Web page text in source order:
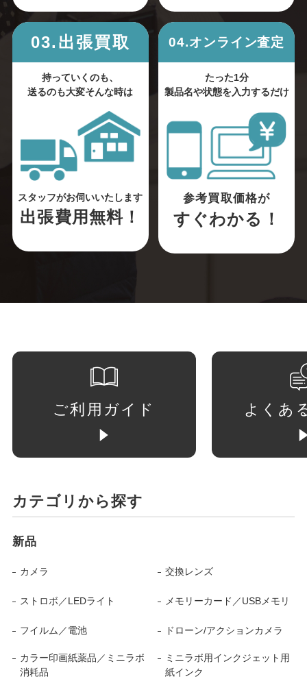
03.出張買取
持っていくのも、
送るのも大変そんな時は
スタッフがお伺いいたします
出張費用無料！
04.オンライン査定
たった1分
製品名や状態を入力するだけ
参考買取価格が
すぐわかる！
ご利用ガイド よくあ
カテゴリから探す
新品
カメラ 交換レンズ
ストロボ／LEDライト メモリーカード／USBメモリ
フイルム／電池 ドローン/アクションカメラ
カラー印画紙薬品／ミニラボ
消耗品
ミニラボ用インクジェット用
紙インク